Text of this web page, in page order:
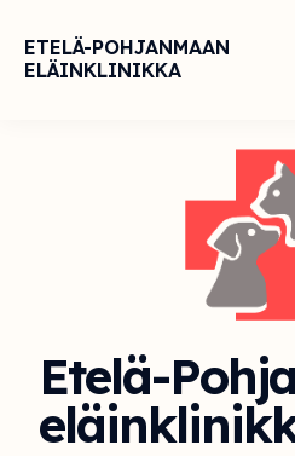
ETELÄ-POHJANMAAN
ELÄINKLINIKKA
Etelä-